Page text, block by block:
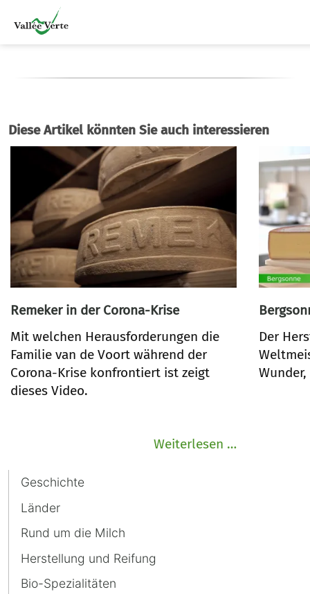
Diese Artikel könnten Sie auch interessieren
Remeker in der Corona-Krise
Mit welchen Herausforderungen die
Familie van de Voort während der
Corona-Krise konfrontiert ist zeigt
dieses Video.
Weiterlesen …Remeker
Der
Navigation
Geschichte
Länder
Rund um die Milch
Herstellung und Reifung
Bio-Spezialitäten